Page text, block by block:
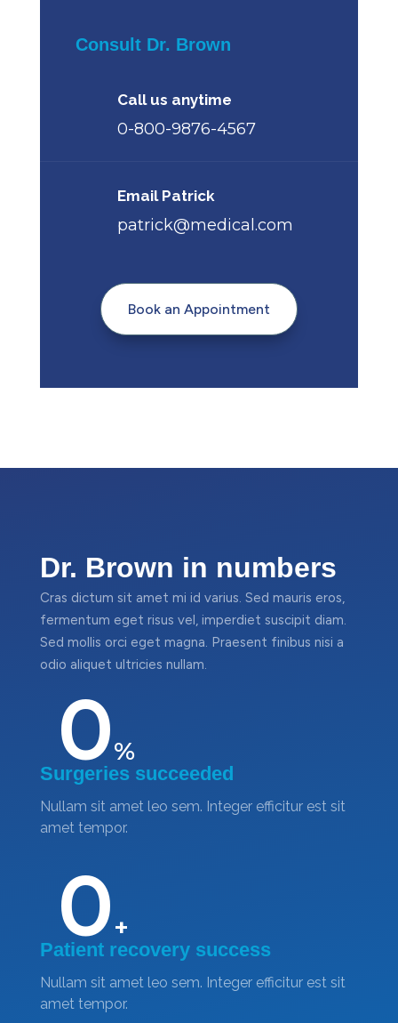
Consult Dr. Brown
Call us anytime
0-800-9876-4567
Email Patrick
patrick@medical.com
Book an Appointment
Dr. Brown in numbers
Cras dictum sit amet mi id varius. Sed mauris eros,
fermentum eget risus vel, imperdiet suscipit diam.
Sed mollis orci eget magna. Praesent finibus nisi a
odio aliquet ultricies nullam.
0%
Surgeries succeeded
Nullam sit amet leo sem. Integer efficitur est sit
amet tempor.
0+
Patient recovery success
Nullam sit amet leo sem. Integer efficitur est sit
amet tempor.